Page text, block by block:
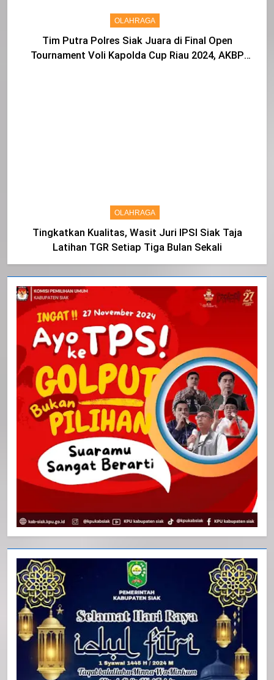
OLAHRAGA
Tim Putra Polres Siak Juara di Final Open
Tournament Voli Kapolda Cup Riau 2024, AKBP
OLAHRAGA
Tingkatkan Kualitas, Wasit Juri IPSI Siak Taja
Latihan TGR Setiap Tiga Bulan Sekali